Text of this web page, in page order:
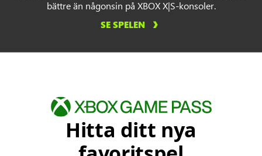
bättre än någonsin på XBOX X|S-konsoler.
SE SPELEN
Hitta ditt nya